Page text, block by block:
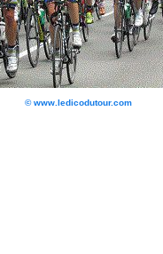
© www.ledicodutour.com